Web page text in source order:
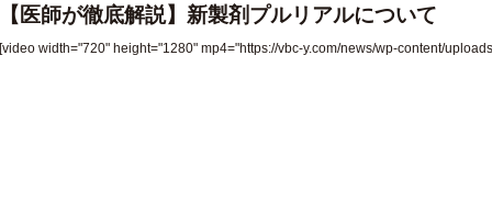
【医師が徹底解説】新製剤プルリアルについて
[video width="720" height="1280" mp4="https://vbc-y.com/news/wp-content/